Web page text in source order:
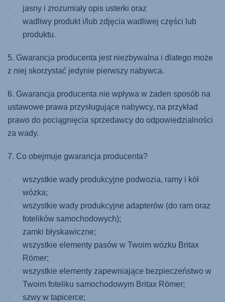
jasny i zrozumiały opis usterki oraz
wadliwy produkt i/lub zdjęcia wadliwej części lub
produktu.
5. Gwarancja producenta jest niezbywalna i dlatego może
z niej skorzystać jedynie pierwszy nabywca.
6. Gwarancja producenta nie wpływa w żaden sposób na
ustawowe prawa przysługujące nabywcy, na przykład
prawo do pociągnięcia sprzedawcy do odpowiedzialności
za wady.
7. Co obejmuje gwarancja producenta?
wszystkie wady produkcyjne podwozia, ramy i kół
wózka;
wszystkie wady produkcyjne adapterów (do ram oraz
fotelików samochodowych);
zamki błyskawiczne;
wszystkie elementy pasów w Twoim wózku Britax
Römer;
wszystkie elementy zapewniające bezpieczeństwo w
Twoim foteliku samochodowym Britax Römer;
szwy w tapicerce;